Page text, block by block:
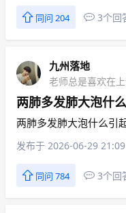
同问 204 3个回
九州落地
老师总是喜欢在
两肺多发肺大泡什
两肺多发肺大泡什么引
发布于 2026-06-29 21:09
同问 784 3个回